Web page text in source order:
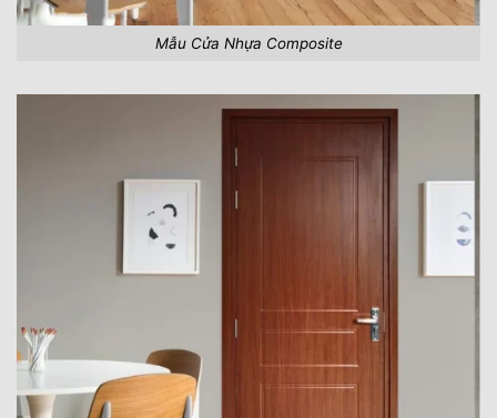
Mẫu Cửa Nhựa Composite